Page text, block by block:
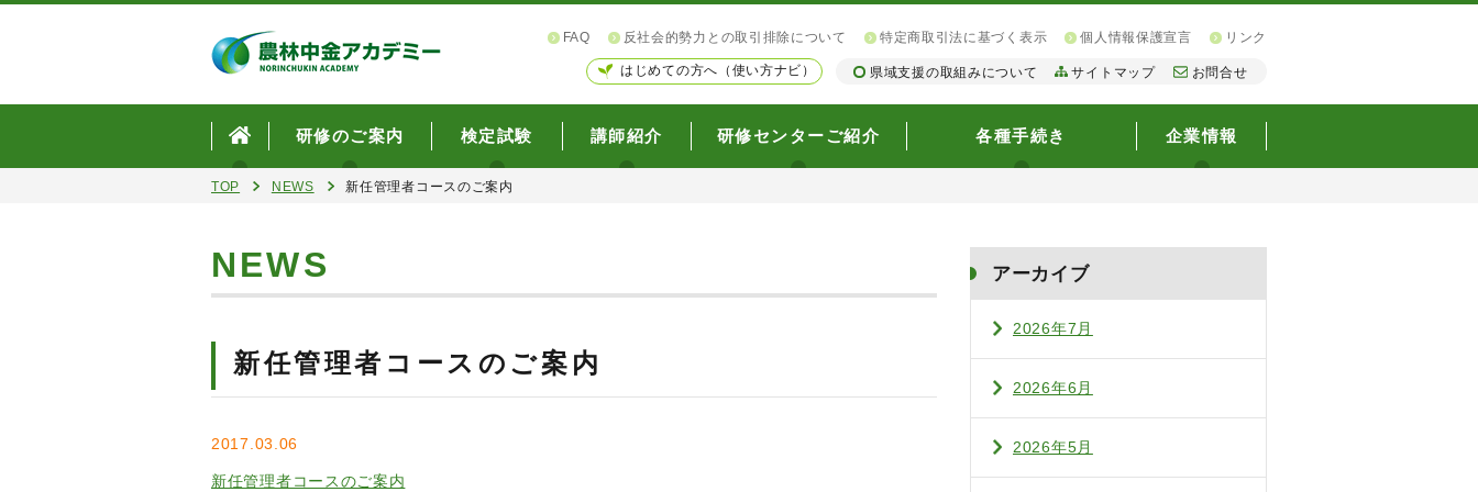
FAQ 反社会的勢力との取引排除について 特定商取引法に基づく表示 個人情報保護宣言 リンク
はじめての方へ（使い方ナビ） 県域支援の取組みについて サイトマップ お問合せ
研修のご案内 検定試験 講師紹介 研修センターご紹介 各種手続き 企業情報
TOP NEWS 新任管理者コースのご案内
NEWS
新任管理者コースのご案内
2017.03.06
新任管理者コースのご案内
アーカイブ
2026年7月
2026年6月
2026年5月